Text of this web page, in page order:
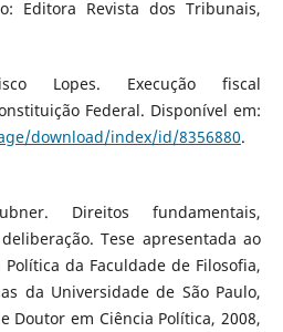
Editora Revista dos Tribunais,
Lopes. Execução fiscal
Federal. Disponível em:
download/index/id/8356880.
Direitos fundamentais,
Tese apresentada ao
da Faculdade de Filosofia,
da Universidade de São Paulo,
Doutor em Ciência Política, 2008,